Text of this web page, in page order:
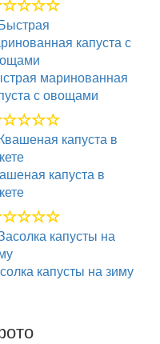
маринованная
с овощами
капуста в
капусты на зиму